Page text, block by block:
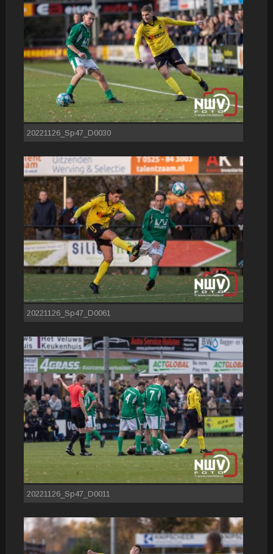
20221126_Sp47_D0030
20221126_Sp47_D0061
20221126_Sp47_D0011